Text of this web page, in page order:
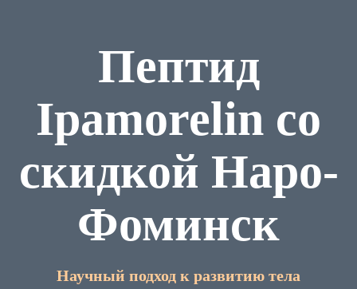
Пептид
Ipamorelin со
скидкой Наро-
Фоминск
Научный подход к развитию тела